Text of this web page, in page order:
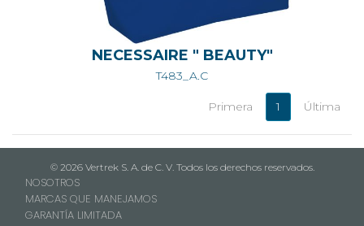
NECESSAIRE " BEAUTY"
T483_A.C
Primera 1 Última
© 2026 Vertrek S. A. de C. V. Todos los derechos reservados.
NOSOTROS
MARCAS QUE MANEJAMOS
GARANTÍA LIMITADA